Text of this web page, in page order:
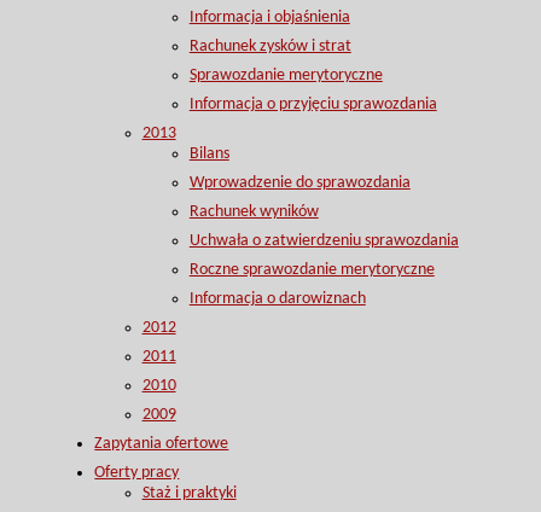
Informacja i objaśnienia
Rachunek zysków i strat
Sprawozdanie merytoryczne
Informacja o przyjęciu sprawozdania
2013
Bilans
Wprowadzenie do sprawozdania
Rachunek wyników
Uchwała o zatwierdzeniu sprawozdania
Roczne sprawozdanie merytoryczne
Informacja o darowiznach
2012
2011
2010
2009
Zapytania ofertowe
Oferty pracy
Staż i praktyki